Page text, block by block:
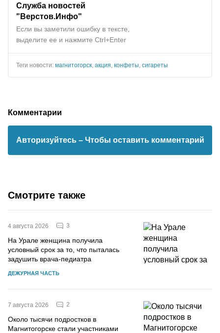
Служба новостей
"Верстов.Инфо"
Если вы заметили ошибку в тексте,
выделите ее и нажмите Ctrl+Enter
Теги новости: магнитогорск акция конфеты сигареты
Комментарии
Авторизуйтесь – Чтобы оставить комментарий
Смотрите также
4 августа 2026 3
На Урале женщина получила
условный срок за то, что пыталась
задушить врача-педиатра
ДЕЖУРНАЯ ЧАСТЬ
7 августа 2026 2
Около тысячи подростков в
Магнитогорске стали участниками